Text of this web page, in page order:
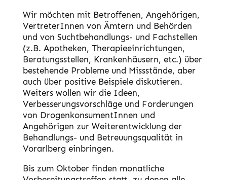
Wir möchten mit Betroffenen, Angehörigen,
VertreterInnen von Ämtern und Behörden
und von Suchtbehandlungs- und Fachstellen
(z.B. Apotheken, Therapieeinrichtungen,
Beratungsstellen, Krankenhäusern, etc.) über
bestehende Probleme und Missstände, aber
auch über positive Beispiele diskutieren.
Weiters wollen wir die Ideen,
Verbesserungsvorschläge und Forderungen
von DrogenkonsumentInnen und
Angehörigen zur Weiterentwicklung der
Behandlungs- und Betreuungsqualität in
Vorarlberg einbringen.
Bis zum Oktober finden monatliche